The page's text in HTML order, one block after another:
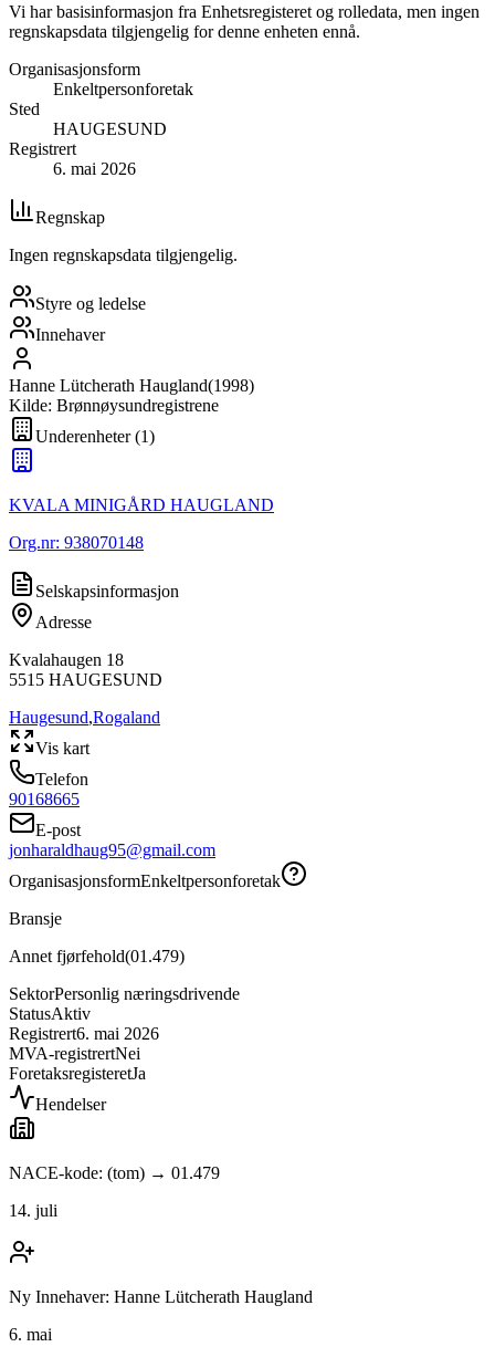
Vi har basisinformasjon fra Enhetsregisteret og rolledata, men ingen
regnskapsdata tilgjengelig for denne enheten ennå.
Organisasjonsform
Enkeltpersonforetak
Sted
HAUGESUND
Registrert
6. mai 2026
Regnskap
Ingen regnskapsdata tilgjengelig.
Styre og ledelse
Innehaver
Hanne Lütcherath Haugland(1998)
Kilde: Brønnøysundregistrene
Underenheter(1)
KVALA MINIGÅRD HAUGLAND
Org.nr: 938070148
Selskapsinformasjon
Adresse
Kvalahaugen 18
5515 HAUGESUND
Haugesund,Rogaland
Vis kart
Telefon
90168665
E-post
jonharaldhaug95@gmail.com
OrganisasjonsformEnkeltpersonforetak
Bransje
Annet fjørfehold(01.479)
SektorPersonlig næringsdrivende
StatusAktiv
Registrert6. mai 2026
MVA-registrertNei
ForetaksregisteretJa
Hendelser
NACE-kode: (tom) → 01.479
14. juli
Ny Innehaver: Hanne Lütcherath Haugland
6. mai